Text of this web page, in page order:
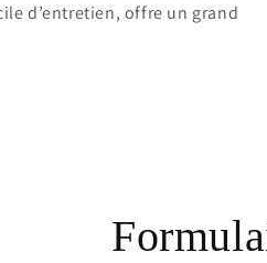
d’entretien, offre un grand